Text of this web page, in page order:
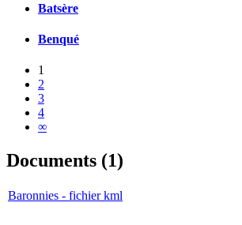
Batsère
Benqué
1
2
3
4
∞
Documents (1)
Baronnies - fichier kml